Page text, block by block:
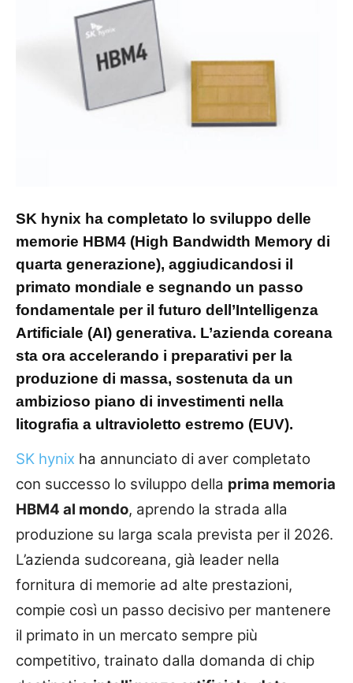
SK hynix ha completato lo sviluppo delle
memorie HBM4 (High Bandwidth Memory di
quarta generazione), aggiudicandosi il
primato mondiale e segnando un passo
fondamentale per il futuro dell’Intelligenza
Artificiale (AI) generativa. L’azienda coreana
sta ora accelerando i preparativi per la
produzione di massa, sostenuta da un
ambizioso piano di investimenti nella
litografia a ultravioletto estremo (EUV).
SK hynix ha annunciato di aver completato
con successo lo sviluppo della prima memoria
HBM4 al mondo, aprendo la strada alla
produzione su larga scala prevista per il 2026.
L’azienda sudcoreana, già leader nella
fornitura di memorie ad alte prestazioni,
compie così un passo decisivo per mantenere
il primato in un mercato sempre più
competitivo, trainato dalla domanda di chip